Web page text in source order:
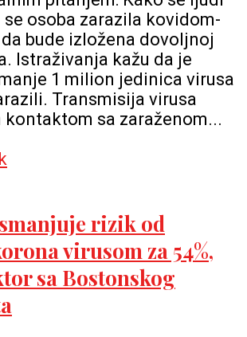
se osoba zarazila kovidom-
bude izložena dovoljnoj
Istraživanja kažu da je
1 milion jedinica virusa
Transmisija virusa
kontaktom sa zaraženom...
rizik od
virusom za 54%,
sa Bostonskog